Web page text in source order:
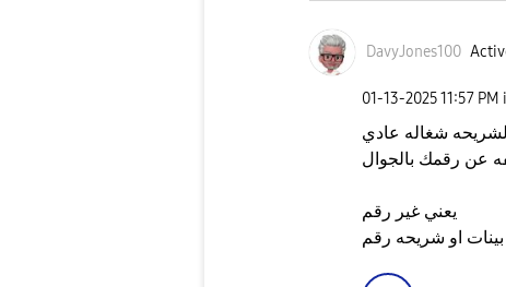
DavyJones100
‎01-13-202511:57 PM
شغاله عادي
عن رقمك بالجوال
يعني غير رقم
او شريحه رقم